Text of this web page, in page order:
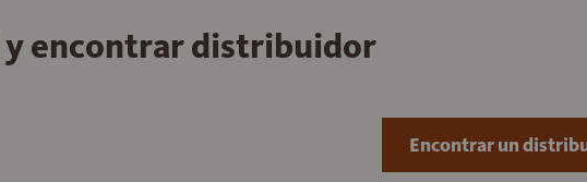
y encontrar distribuidor
Encontrar un